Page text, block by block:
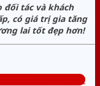
đối tác và khách
có giá trị gia tăng
lai tốt đẹp hơn!
phí: 0824.400.400